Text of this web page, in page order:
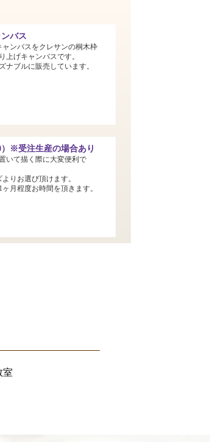
バス
ンバスをクレサンの桐木枠
上げキャンバスです。
ナブルに販売しています。
※受注生産の場合あり
いて描く際に大変便利で
りお選び頂けます。
月程度お時間を頂きます。
室